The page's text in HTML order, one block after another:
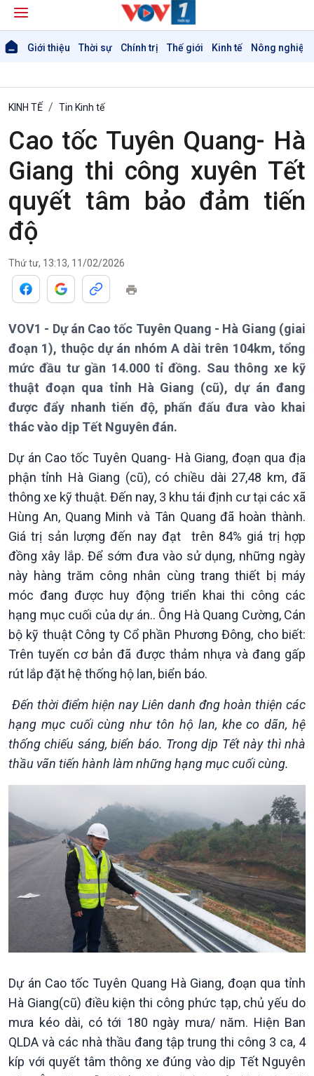
Giới thiệu Thời sự Chính trị Thế giới Kinh tế Nông nghiệp
Thời sự 6h
Thời sự 12h
Thời sự 18h
Thời sự 21h30
Bản tin
Chuyên mục
Theo dòng Thời sự
Chính trị
Tin Chính trị
Chính phủ với người dân
Quốc hội với cử tri
Xây dựng đảng
Nhận diện sự thật
Pháp luật và đời sống
Thế giới
Tin thế giới
Vấn đề quốc tế
Hồ sơ sự kiện quốc tế
Thế giới & Việt Nam
bền
KINH TẾ Tin Kinh tế
Cao tốc Tuyên Quang- Hà
Giang thi công xuyên Tết
quyết tâm bảo đảm tiến
độ
Thứ tư, 13:13, 11/02/2026
VOV1 - Dự án Cao tốc Tuyên Quang - Hà Giang (giai
đoạn 1), thuộc dự án nhóm A dài trên 104km, tổng
mức đầu tư gần 14.000 tỉ đồng. Sau thông xe kỹ
thuật đoạn qua tỉnh Hà Giang (cũ), dự án đang
được đẩy nhanh tiến độ, phấn đấu đưa vào khai
thác vào dịp Tết Nguyên đán.
Dự án Cao tốc Tuyên Quang- Hà Giang, đoạn qua địa
phận tỉnh Hà Giang (cũ), có chiều dài 27,48 km, đã
thông xe kỹ thuật. Đến nay, 3 khu tái định cư tại các xã
Hùng An, Quang Minh và Tân Quang đã hoàn thành.
Giá trị sản lượng đến nay đạt trên 84% giá trị hợp
đồng xây lắp. Để sớm đưa vào sử dụng, những ngày
này hàng trăm công nhân cùng trang thiết bị máy
móc đang được huy động triển khai thi công các
hạng mục cuối của dự án.. Ông Hà Quang Cường, Cán
bộ kỹ thuật Công ty Cổ phần Phương Đông, cho biết:
Trên tuyến cơ bản đã được thảm nhựa và đang gấp
rút lắp đặt hệ thống hộ lan, biển báo.
Đến thời điểm hiện nay Liên danh đng hoàn thiện các
hạng mục cuối cùng như tôn hộ lan, khe co dãn, hệ
thống chiếu sáng, biển báo. Trong dịp Tết này thì nhà
thầu vãn tiến hành làm những hạng mục cuối cùng.
Dự án Cao tốc Tuyên Quang Hà Giang, đoạn qua tỉnh
Hà Giang(cũ) điều kiện thi công phức tạp, chủ yếu do
mưa kéo dài, có tới 180 ngày mưa/ năm. Hiện Ban
QLDA và các nhà thầu đang tập trung thi công 3 ca, 4
kíp với quyết tâm thông xe đúng vào dịp Tết Nguyên